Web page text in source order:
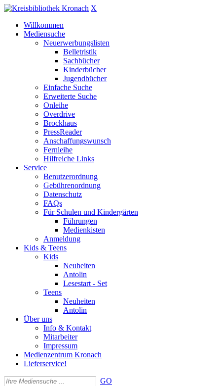
X
Willkommen
Mediensuche
Neuerwerbungslisten
Belletristik
Sachbücher
Kinderbücher
Jugendbücher
Einfache Suche
Erweiterte Suche
Onleihe
Overdrive
Brockhaus
PressReader
Anschaffungswunsch
Fernleihe
Hilfreiche Links
Service
Benutzerordnung
Gebührenordnung
Datenschutz
FAQs
Für Schulen und Kindergärten
Führungen
Medienkisten
Anmeldung
Kids & Teens
Kids
Neuheiten
Antolin
Lesestart - Set
Teens
Neuheiten
Antolin
Über uns
Info & Kontakt
Mitarbeiter
Impressum
Medienzentrum Kronach
Lieferservice!
GO